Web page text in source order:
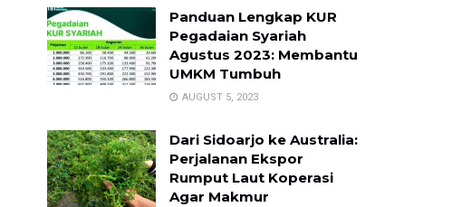
Panduan Lengkap KUR
Pegadaian Syariah
Agustus 2023: Membantu
UMKM Tumbuh
AUGUST 5, 2023
Dari Sidoarjo ke Australia:
Perjalanan Ekspor
Rumput Laut Koperasi
Agar Makmur